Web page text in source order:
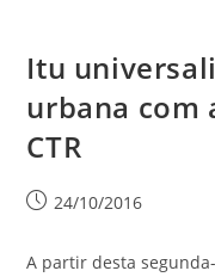
Itu
urbana com
CTR
24/10/2016
A partir desta